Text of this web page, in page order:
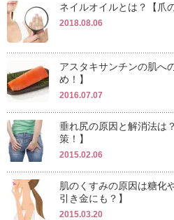
ネイルオイルとは？【爪
2018.08.06
アスタキサンチンの肌へ
め！】
2016.07.07
垂れ尻の原因と解消法は
策！】
2015.02.06
肌のくすみの原因は糖化
引き金にも？】
2015.03.20